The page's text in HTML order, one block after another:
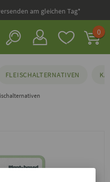
am gleichen Tag*
0
FLEISCHALTERNATIVEN